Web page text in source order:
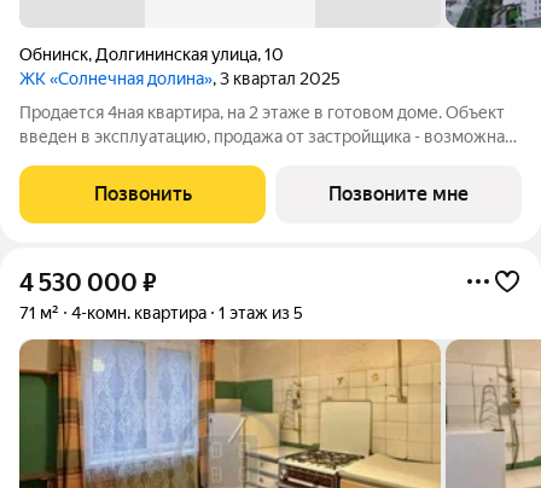
Обнинск, Долгининская улица,10
ЖК «Солнечная долина», 3 квартал 2025
Продается 4ная квартира, на 2 этаже в готовом доме. Объект
введен в эксплуатацию, продажа от застройщика - возможна
высококачественный монолитно-кирпичный дом - автономное
отопление - просторные кухни, -
Позвонить Позвоните мне
4 530 000 ₽
71 м² 4-комн. квартира 1 этаж из 5